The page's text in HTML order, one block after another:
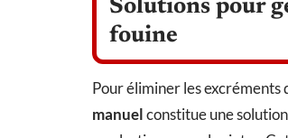
Solutions pour
fouine
Pour éliminer les
manuelconstitue une